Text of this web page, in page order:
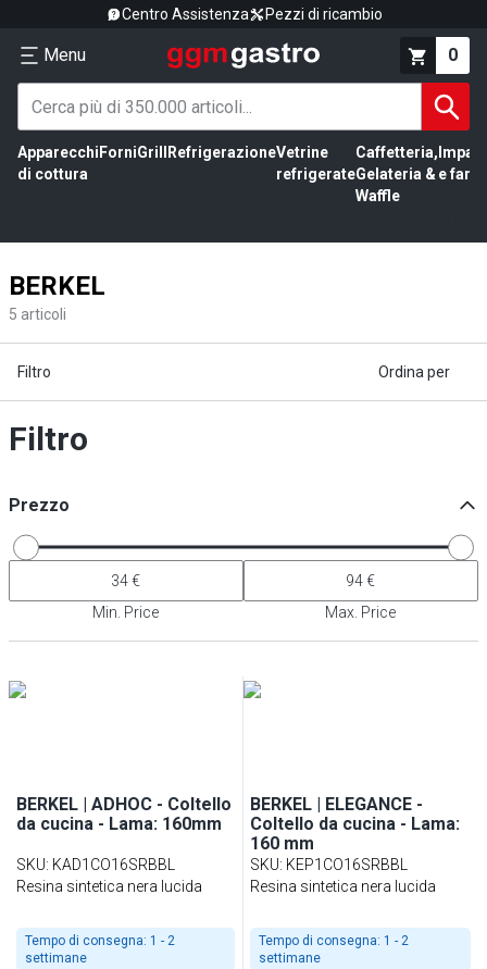
Centro Assistenza Pezzi di ricambio
Menu 0
Apparecchi
di cottura
ForniGrill RefrigerazioneVetrine
refrigerate
Caffetteria,
Gelateria &
Waffle
e
BERKEL
5 articoli
Filtro Ordina per
Filtro
Prezzo
Min. Price Max. Price
BERKEL | ADHOC - Coltello
da cucina - Lama: 160mm
SKU: KAD1CO16SRBBL
Resina sintetica nera lucida
Tempo di consegna: 1 - 2
settimane
BERKEL | ELEGANCE -
Coltello da cucina - Lama:
160 mm
SKU: KEP1CO16SRBBL
Resina sintetica nera lucida
Tempo di consegna: 1 - 2
settimane